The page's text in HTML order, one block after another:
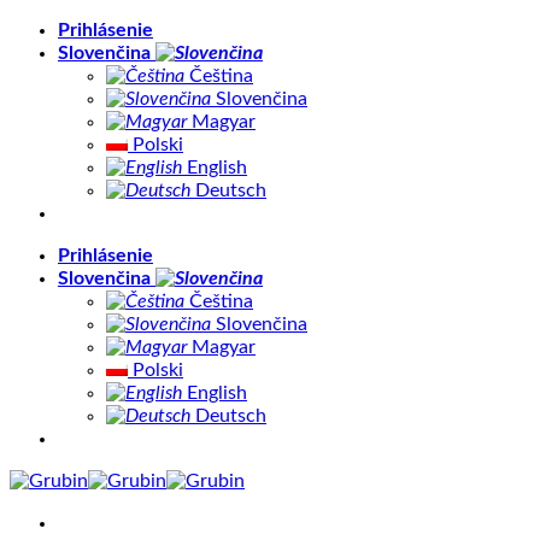
Skip
Prihlásenie
Slovenčina
Čeština
Slovenčina
Magyar
Polski
English
Deutsch
Prihlásenie
Slovenčina
Čeština
Slovenčina
Magyar
Polski
English
Deutsch